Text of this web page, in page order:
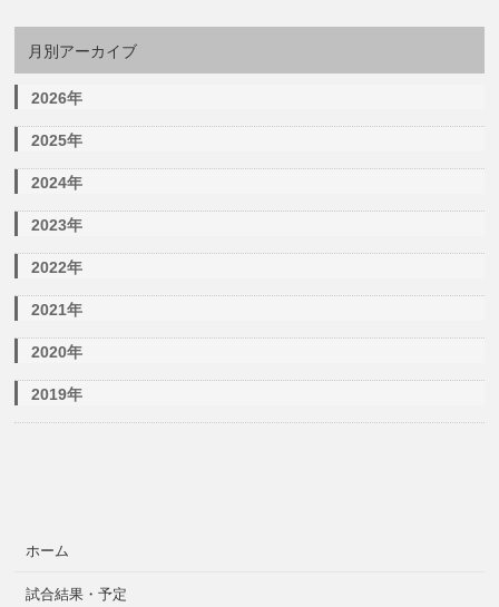
月別アーカイブ
2026年
2025年
2024年
2023年
2022年
2021年
2020年
2019年
ホーム
試合結果・予定